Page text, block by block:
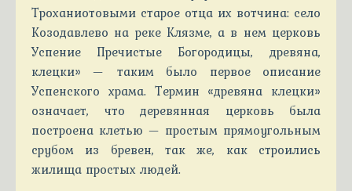
Троханиотовыми старое отца их вотчина: село
Козодавлево на реке Клязме, а в нем церковь
Успение Пречистые Богородицы, древяна,
клецки» — таким было первое описание
Успенского храма. Термин «древяна клецки»
означает, что деревянная церковь была
построена клетью — простым прямоугольным
срубом из бревен, так же, как строились
жилища простых людей.